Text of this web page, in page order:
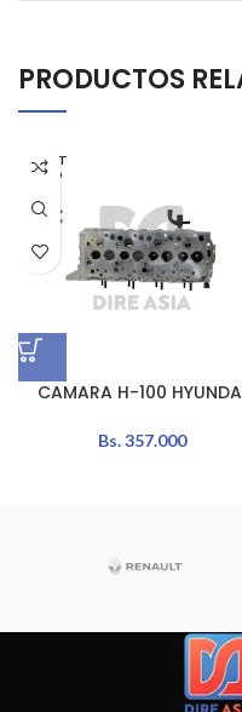
PRODUCTOS
AGOT
ADO
CAMARA H-100
Bs.357.000